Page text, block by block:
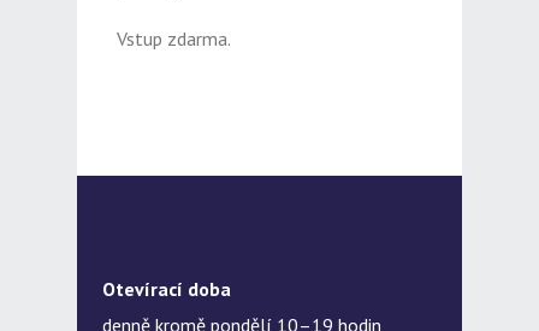
Vstup zdarma.
Otevírací doba
denně kromě pondělí 10–19 hodin